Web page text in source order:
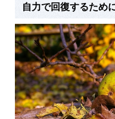
自力で回復するため